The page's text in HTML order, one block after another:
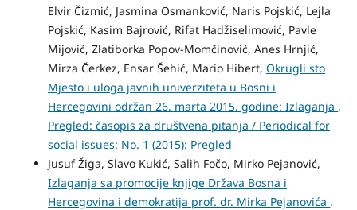
Elvir Čizmić, Jasmina Osmanković, Naris Pojskić, Lejla
Pojskić, Kasim Bajrović, Rifat Hadžiselimović, Pavle
Mijović, Zlatiborka Popov-Momčinović, Anes Hrnjić,
Mirza Čerkez, Ensar Šehić, Mario Hibert, Okrugli sto
Mjesto i uloga javnih univerziteta u Bosni i
Hercegovini održan 26. marta 2015. godine: Izlaganja ,
Pregled: časopis za društvena pitanja / Periodical for
social issues: No. 1 (2015): Pregled
Jusuf Žiga, Slavo Kukić, Salih Fočo, Mirko Pejanović,
Izlaganja sa promocije knjige Država Bosna i
Hercegovina i demokratija prof. dr. Mirka Pejanovića ,